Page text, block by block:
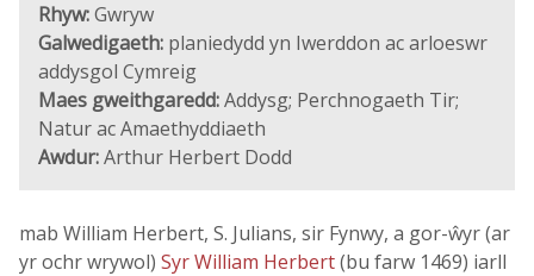
Rhyw:Gwryw
Galwedigaeth: planiedydd yn Iwerddon ac arloeswr
addysgol Cymreig
Maes gweithgaredd:Addysg; Perchnogaeth Tir;
Natur ac Amaethyddiaeth
Awdur:Arthur Herbert Dodd
mab William Herbert, S. Julians, sir Fynwy, a gor-ŵyr (ar
yr ochr wrywol) Syr William Herbert(bu farw 1469) iarll